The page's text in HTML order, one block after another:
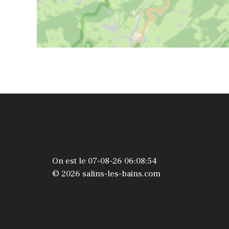
On est le 07-08-26 06:08:54
© 2026 salins-les-bains.com